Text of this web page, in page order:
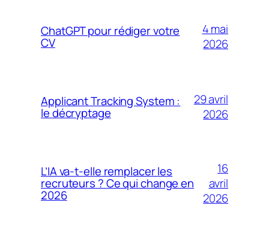
ChatGPT pour rédiger votre
CV
4 mai
2026
Applicant Tracking System :
le décryptage
29 avril
2026
L’IA va-t-elle remplacer les
recruteurs ? Ce qui change en
2026
16
avril
2026